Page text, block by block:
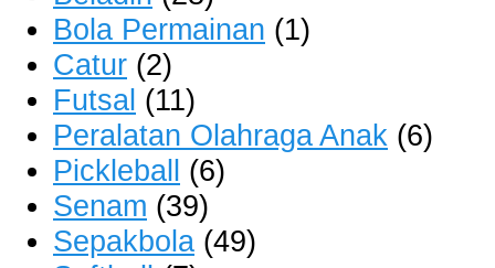
Bola Permainan (1)
Catur (2)
Futsal (11)
Peralatan Olahraga Anak (6)
Pickleball (6)
Senam (39)
Sepakbola (49)